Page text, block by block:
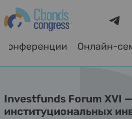
Конференции Онлайн-
Investfunds Forum XVI
институциональных